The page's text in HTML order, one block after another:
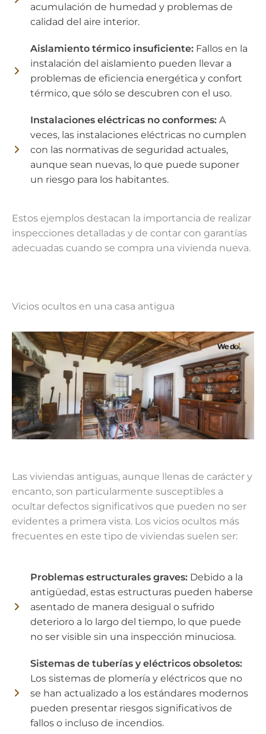
acumulación de humedad y problemas de
calidad del aire interior.
Aislamiento térmico insuficiente: Fallos en la
instalación del aislamiento pueden llevar a
problemas de eficiencia energética y confort
térmico, que sólo se descubren con el uso.
Instalaciones eléctricas no conformes: A
veces, las instalaciones eléctricas no cumplen
con las normativas de seguridad actuales,
aunque sean nuevas, lo que puede suponer
un riesgo para los habitantes.
Estos ejemplos destacan la importancia de realizar
inspecciones detalladas y de contar con garantías
adecuadas cuando se compra una vivienda nueva.
Vicios ocultos en una casa antigua
Las viviendas antiguas, aunque llenas de carácter y
encanto, son particularmente susceptibles a
ocultar defectos significativos que pueden no ser
evidentes a primera vista. Los vicios ocultos más
frecuentes en este tipo de viviendas suelen ser:
Problemas estructurales graves: Debido a la
antigüedad, estas estructuras pueden haberse
asentado de manera desigual o sufrido
deterioro a lo largo del tiempo, lo que puede
no ser visible sin una inspección minuciosa.
Sistemas de tuberías y eléctricos obsoletos:
Los sistemas de plomería y eléctricos que no
se han actualizado a los estándares modernos
pueden presentar riesgos significativos de
fallos o incluso de incendios.